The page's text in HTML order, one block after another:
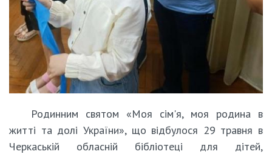
Родинним святом «Моя сім'я, моя родина в
житті та долі України», що відбулося 29 травня в
Черкаській обласній бібліотеці для дітей,